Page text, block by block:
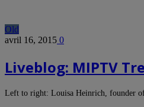
Old
avril 16, 2015 0
Liveblog: MIPTV
Left to right: Louisa Heinrich, founder